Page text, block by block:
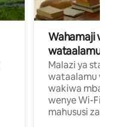
Wahamaji
wataalamu
Malazi ya
wataalamu
wakiwa mbali
wenye Wi-Fi
mahususi za